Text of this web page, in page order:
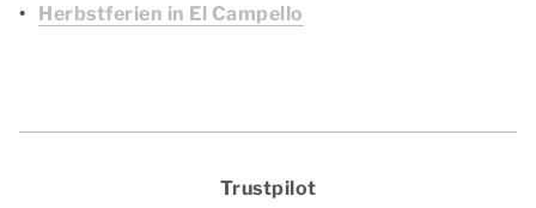
Herbstferien in El Campello
Trustpilot